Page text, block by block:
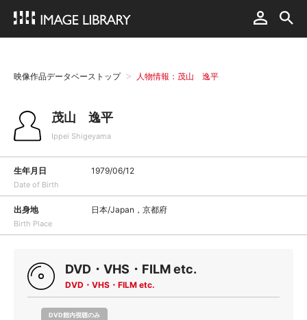
映像作品データベーストップ 人物情報：茂山 逸平
茂山 逸平
Ippei Shigeyama
生年月日
Date of Birth
1979/06/12
出身地
Birth Place
日本/Japan，京都府
DVD・VHS・FILM etc.
DVD・VHS・FILM etc.
DVD館内視聴のみ